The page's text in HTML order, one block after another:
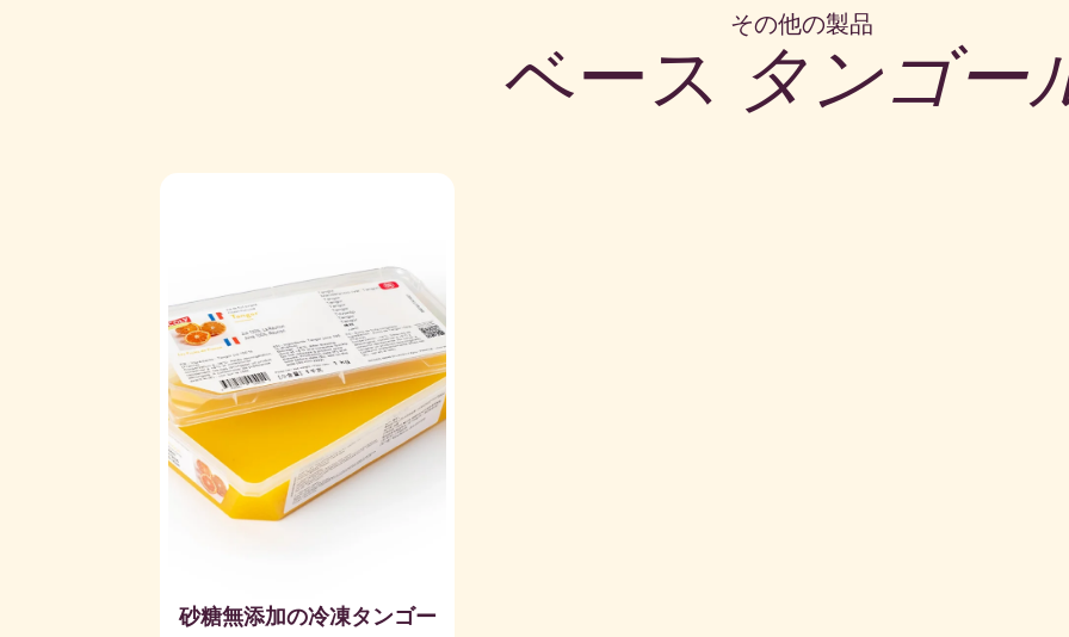
その他の製品
ベース タンゴー
砂糖無添加の冷凍タンゴー